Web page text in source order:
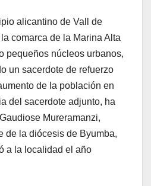
alicantino de Vall de
comarca de la Marina Alta
pequeños núcleos urbanos,
un sacerdote de refuerzo
de la población en
del sacerdote adjunto, ha
Mureramanzi,
de la diócesis de Byumba,
a la localidad el año